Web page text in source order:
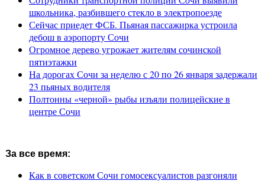
школьника, разбившего стекло в электропоезде
Сейчас приедет ФСБ. Пьяная пассажирка устроила
дебош в аэропорту Сочи
Огромное дерево угрожает жителям сочинской
пятиэтажки
На дорогах Сочи за неделю с 20 по 26 января задержали
23 пьяных водителя
Полтонны «черной» рыбы изъяли полицейские в
центре Сочи
За все время:
Как в советском Сочи гомосексуалистов разгоняли